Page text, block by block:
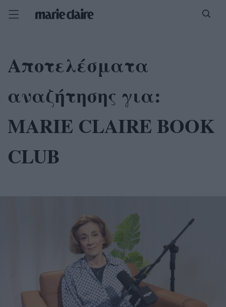
Αποτελέσματα
αναζήτησης για:
MARIE CLAIRE BOOK
CLUB